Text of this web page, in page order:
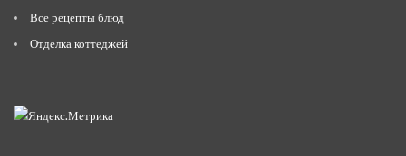
Все рецепты блюд
Отделка коттеджей